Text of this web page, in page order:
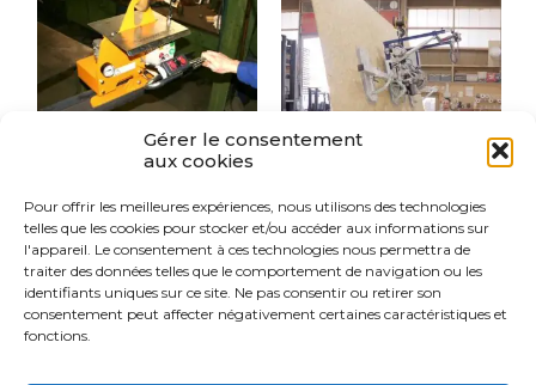
Gérer le consentement
aux cookies
Pour offrir les meilleures expériences, nous utilisons des technologies
telles que les cookies pour stocker et/ou accéder aux informations sur
l'appareil. Le consentement à ces technologies nous permettra de
traiter des données telles que le comportement de navigation ou les
identifiants uniques sur ce site. Ne pas consentir ou retirer son
consentement peut affecter négativement certaines caractéristiques et
fonctions.
PALONNIER À
VENTOUSES
POUR POUTRE
(MÉTAL)
PALONNIER À
VENTOUSES
POUR PLAQUES
ET PANNEAUX
BOIS